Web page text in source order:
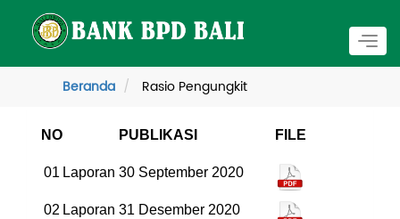
Beranda
Rasio Pengungkit
NO PUBLIKASI FILE
01 Laporan 30 September 2020
02 Laporan 31 Desember 2020